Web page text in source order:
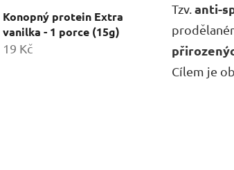
Konopný protein Extra
vanilka - 1 porce (15g)
19 Kč
Tzv.anti-
Cílem je